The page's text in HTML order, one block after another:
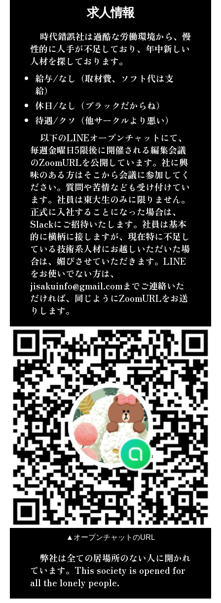
求人情報
時代錯誤社は過酷な労働環境から、慢
性的に人手が不足しており、年中新しい
人材を探しております。
給与/なし（取材費、ソフト代は支
給）
休日/なし（ブラックだからね）
待遇/クソ（他サークルより悪い）
以下のLINEオープンチャットにて、
毎週金曜日5限後に開催される編集会議
のZoomURLを公開しています。社に興
味のある方はそこから会議に参加してく
ださい。質問や苦情なども受け付けてい
ます。社員は東大生のみに限りません。
正式に入社することになった場合は、
Slackにご招待いたします。社員は基本
的に横柄に接しますが、現在特に不足し
ている技術系人材にお越しいただいた場
合は、媚びさせていただきます。LINE
をお使いでない方は、
jisakuinfo@gmail.comまでご連絡いた
だければ、同じようにZoomURLをお送
りします。
▲オープンチャットのURL
弊社は全ての居場所のない人に開かれ
ています。This society is opened for
all the lonely people.